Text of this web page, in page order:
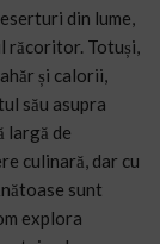
din lume,
răcoritor. Totuși,
și calorii,
său asupra
largă de
culinară, dar cu
sunt
explora